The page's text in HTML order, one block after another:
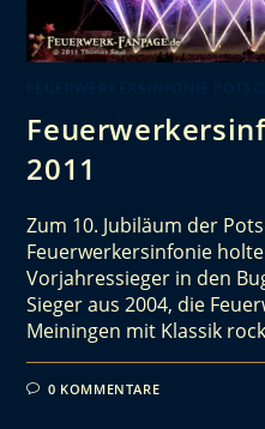
2011
Zum 10. Jubiläum der
Feuerwerkersinfonie
Vorjahressieger in den
Sieger aus 2004, die
Meiningen mit Klassik
0 KOMMENTARE